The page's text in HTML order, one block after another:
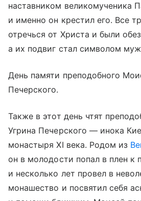
наставником великомученика
и именно он крестил его. Все
отречься от Христа и были
а их подвиг стал символом
День памяти преподобного
Печерского.
Также в этот день чтят
Угрина Печерского — инока
монастыря XI века. Родом из
он в молодости попал в плен к
и несколько лет провел в
монашество и посвятил себя